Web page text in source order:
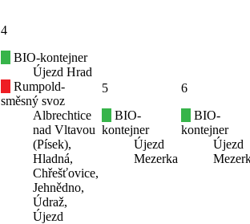
4
BIO-kontejner
Újezd Hrad
Rumpold-
směsný svoz
Albrechtice
nad Vltavou
(Písek),
Hladná,
Chřešťovice,
Jehnědno,
Údraž,
Újezd
5
BIO-
kontejner
Újezd
Mezerka
6
BIO-
kontejner
Újezd